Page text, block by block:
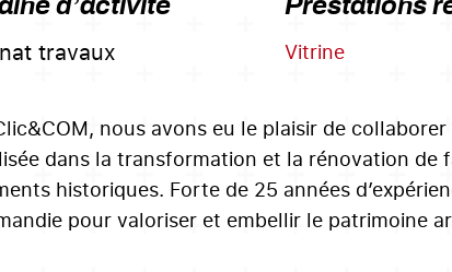
d’activité
travaux
Prestations
Vitrine
nous avons eu le plaisir de collaborer
dans la transformation et la rénovation de
historiques. Forte de 25 années
pour valoriser et embellir le patrimoine